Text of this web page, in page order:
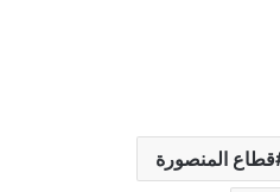
قطاع المنصورة